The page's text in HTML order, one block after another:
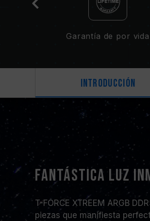
Garantía de por vida
Introducción
Fantástica luz
T-FORCE XTREEM ARGB
piezas que manifiesta